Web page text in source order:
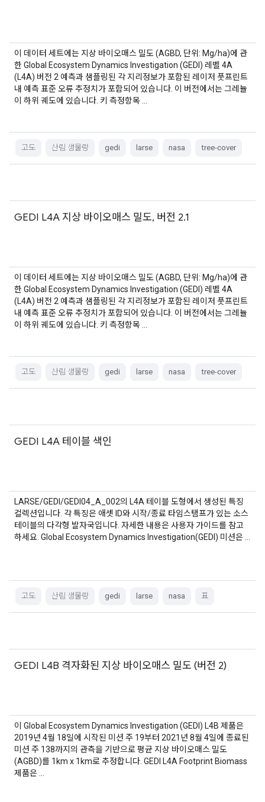
이 데이터 세트에는 지상 바이오매스 밀도 (AGBD, 단위: Mg/ha)에 관
한 Global Ecosystem Dynamics Investigation (GEDI) 레벨 4A
(L4A) 버전 2 예측과 샘플링된 각 지리정보가 포함된 레이저 풋프린트
내 예측 표준 오류 추정치가 포함되어 있습니다. 이 버전에서는 그레뉼
이 하위 궤도에 있습니다. 키 측정항목 …
고도 산림 생물량 gedi larse nasa tree-cover
GEDI L4A 지상 바이오매스 밀도, 버전 2.1
이 데이터 세트에는 지상 바이오매스 밀도 (AGBD, 단위: Mg/ha)에 관
한 Global Ecosystem Dynamics Investigation (GEDI) 레벨 4A
(L4A) 버전 2 예측과 샘플링된 각 지리정보가 포함된 레이저 풋프린트
내 예측 표준 오류 추정치가 포함되어 있습니다. 이 버전에서는 그레뉼
이 하위 궤도에 있습니다. 키 측정항목 …
고도 산림 생물량 gedi larse nasa tree-cover
GEDI L4A 테이블 색인
LARSE/GEDI/GEDI04_A_002의 L4A 테이블 도형에서 생성된 특징
컬렉션입니다. 각 특징은 애셋 ID와 시작/종료 타임스탬프가 있는 소스
테이블의 다각형 발자국입니다. 자세한 내용은 사용자 가이드를 참고
하세요. Global Ecosystem Dynamics Investigation(GEDI) 미션은 …
고도 산림 생물량 gedi larse nasa 표
GEDI L4B 격자화된 지상 바이오매스 밀도 (버전 2)
이 Global Ecosystem Dynamics Investigation (GEDI) L4B 제품은
2019년 4월 18일에 시작된 미션 주 19부터 2021년 8월 4일에 종료된
미션 주 138까지의 관측을 기반으로 평균 지상 바이오매스 밀도
(AGBD)를 1km x 1km로 추정합니다. GEDI L4A Footprint Biomass
제품은 …